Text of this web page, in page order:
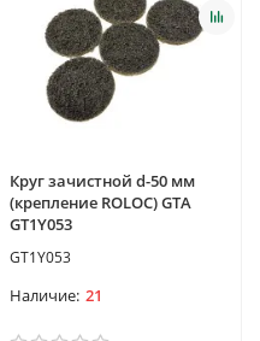
Круг зачистной d-50 мм
(крепление ROLOC) GTA
GT1Y053
GT1Y053
21